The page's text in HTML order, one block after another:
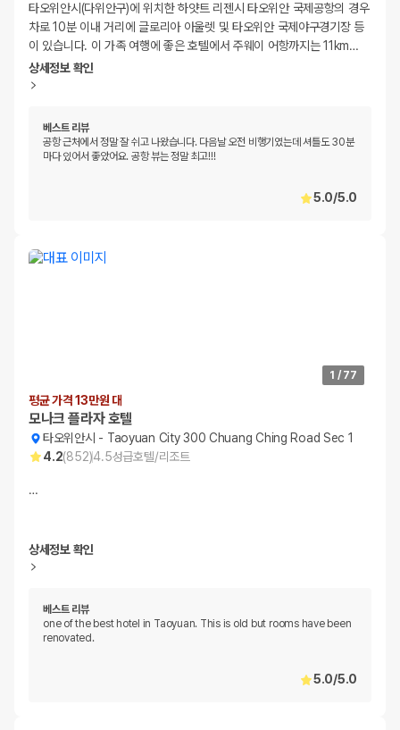
타오위안시(다위안구)에 위치한 하얏트 리젠시 타오위안 국제공항의 경우
차로 10분 이내 거리에 글로리아 아울렛 및 타오위안 국제야구경기장 등
이 있습니다. 이 가족 여행에 좋은 호텔에서 주웨이 어항까지는 11km…
상세정보 확인
베스트 리뷰
공항 근처에서 정말 잘 쉬고 나왔습니다. 다음날 오전 비행기였는데 셔틀도 30분
마다 있어서 좋았어요. 공항 뷰는 정말 최고!!!
5.0/5.0
1 / 77
평균 가격 13만원 대
모나크 플라자 호텔
타오위안시 - Taoyuan City 300 Chuang Ching Road Sec 1
4.2(852)4.5성급호텔/리조트
…
상세정보 확인
베스트 리뷰
one of the best hotel in Taoyuan. This is old but rooms have been
renovated.
5.0/5.0